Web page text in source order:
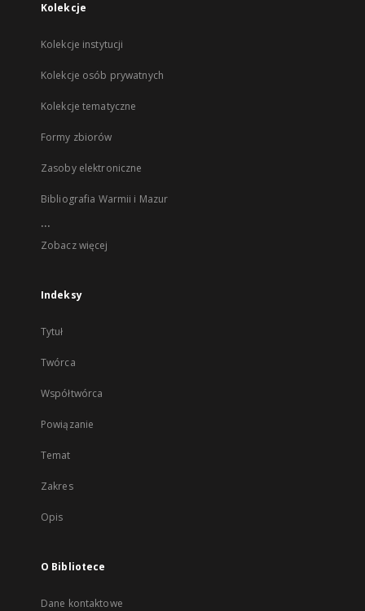
Kolekcje
Kolekcje instytucji
Kolekcje osób prywatnych
Kolekcje tematyczne
Formy zbiorów
Zasoby elektroniczne
Bibliografia Warmii i Mazur
...
Zobacz więcej
Indeksy
Tytuł
Twórca
Współtwórca
Powiązanie
Temat
Zakres
Opis
O Bibliotece
Dane kontaktowe